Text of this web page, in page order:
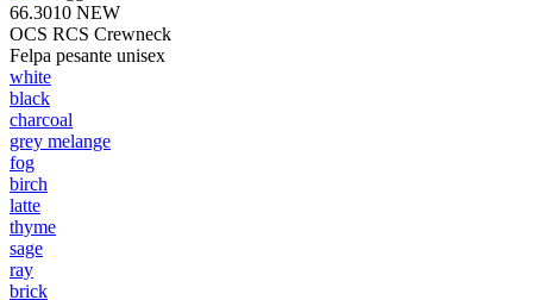
66.3010 NEW
OCS RCS Crewneck
Felpa pesante unisex
white
black
charcoal
grey melange
fog
birch
latte
thyme
sage
ray
brick